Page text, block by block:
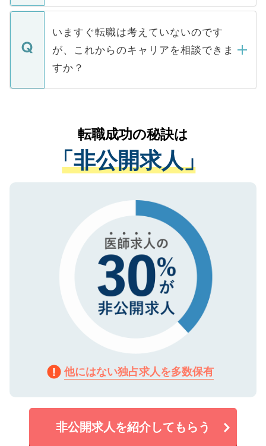
関を公にしてしまうと、応募が殺到する場
に、医療機関が求める条件に合った人材の
みを人材紹介会社に依頼するケースが増え
ています。
定を承諾する必要はありません。内定先へ
の辞退の連絡はキャリアパートナーが行い
個人情報が漏えいすることはありませんの
で、ご安心ください。当サイトからの登録
などで収集したご登録者様の個人情報は、
ご本人のキャリアアップおよび転職活動の
支援を目的に使用いたします。お預かりし
ているすべての個人データはご本人の許可
は、個人情報の取り扱いについての厳密な
管理基準を満たした事業者のみに付与され
る、プライバシーマークを取得済みです。
で、機密保持に関してもご安心ください。
いますぐ転職は考えていないのです
が、これからのキャリアを相談できま
すか？
かがいして、現在の医療機関の状況や紹介
経験をまじえながら、適切なアドバイスを
させていただきます。すぐにご転職をされ
ない方には、長期的なサポートが可能です
ので、まずはご登録ください。
転職成功の秘訣は
「非公開求人」
他にはない独占求人を多数保有
非公開求人を紹介してもらう